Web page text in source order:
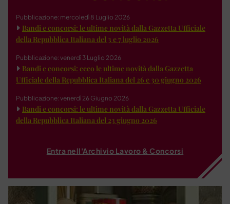
Pubblicazione: mercoledì 8 Luglio 2026
Bandi e concorsi: le ultime novità dalla Gazzetta Ufficiale
della Repubblica Italiana del 3 e 7 luglio 2026
Pubblicazione: venerdì 3 Luglio 2026
Bandi e concorsi: ecco le ultime novità dalla Gazzetta
Ufficiale della Repubblica Italiana del 26 e 30 giugno 2026
Pubblicazione: venerdì 26 Giugno 2026
Bandi e concorsi: le ultime novità dalla Gazzetta Ufficiale
della Repubblica Italiana del 23 giugno 2026
Entra nell'Archivio Lavoro & Concorsi